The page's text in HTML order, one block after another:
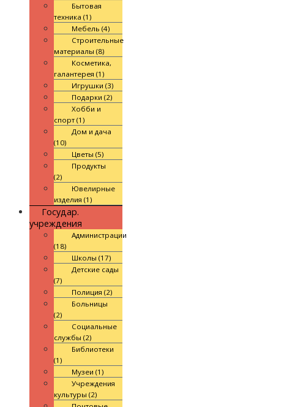
Бытовая
техника (1)
Мебель (4)
Строительные
материалы (8)
Косметика,
галантерея (1)
Игрушки (3)
Подарки (2)
Хобби и
спорт (1)
Дом и дача
(10)
Цветы (5)
Продукты
(2)
Ювелирные
изделия (1)
Государ.
учреждения
Администрации
(18)
Школы (17)
Детские сады
(7)
Полиция (2)
Больницы
(2)
Социальные
службы (2)
Библиотеки
(1)
Музеи (1)
Учреждения
культуры (2)